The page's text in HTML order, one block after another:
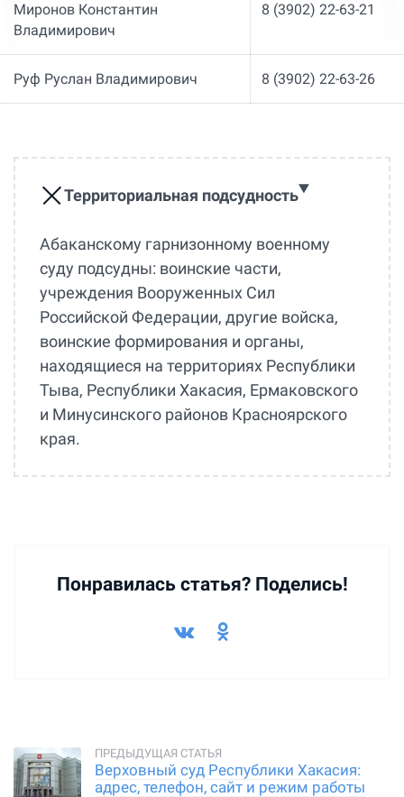
Миронов Константин
Владимирович
8 (3902) 22-63-21
Руф Руслан Владимирович 8 (3902) 22-63-26
Территориальная подсудность
Абаканскому гарнизонному военному
суду подсудны: воинские части,
учреждения Вооруженных Сил
Российской Федерации, другие войска,
воинские формирования и органы,
находящиеся на территориях Республики
Тыва, Республики Хакасия, Ермаковского
и Минусинского районов Красноярского
края.
Понравилась статья? Поделись!
Верховный суд Республики Хакасия:
адрес, телефон, сайт и режим работы